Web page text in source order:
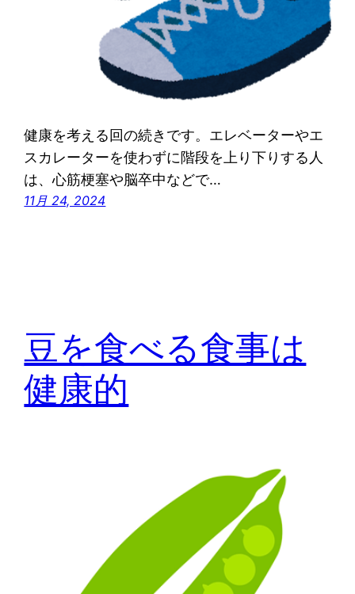
健康を考える回の続きです。エレベーターやエ
スカレーターを使わずに階段を上り下りする人
は、心筋梗塞や脳卒中などで…
11月 24, 2024
豆を食べる食事は
健康的